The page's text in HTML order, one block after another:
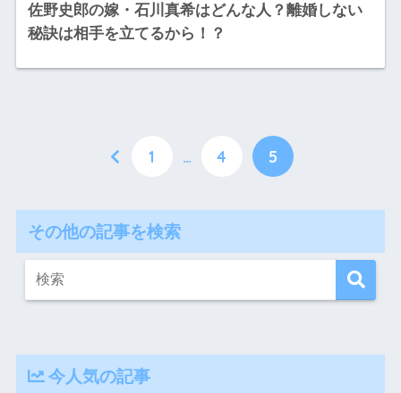
佐野史郎の嫁・石川真希はどんな人？離婚しない
秘訣は相手を立てるから！？
1 … 4 5
その他の記事を検索
今人気の記事